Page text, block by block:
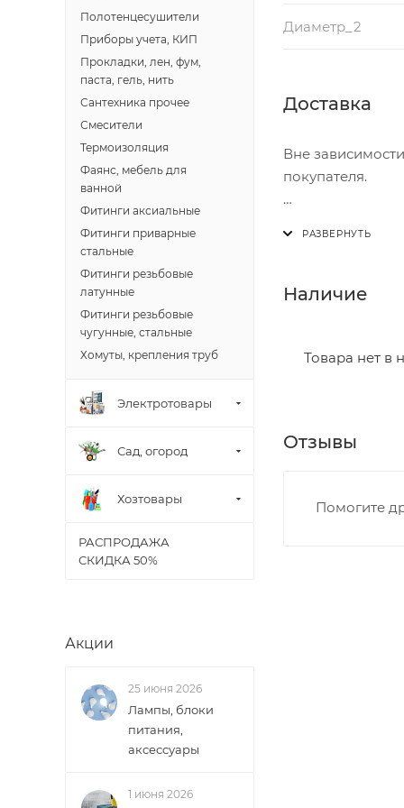
Диаметр_2
Доставка
Вне
покупателя.
Итоговая
- количества
• Ленина - 65
• Профсоюзная
Наличие
Товара нет в
Отзывы
Помогите
Полотенцесушители
Приборы учета, КИП
Прокладки, лен, фум,
паста, гель, нить
Сантехника прочее
Смесители
Термоизоляция
Фаянс, мебель для
ванной
Фитинги аксиальные
Фитинги приварные
стальные
Фитинги резьбовые
латунные
Фитинги резьбовые
чугунные, стальные
Хомуты, крепления труб
Электротовары
Сад, огород
Хозтовары
РАСПРОДАЖА
СКИДКА 50%
Акции
25 июня 2026
Лампы, блоки
питания,
аксессуары
1 июня 2026